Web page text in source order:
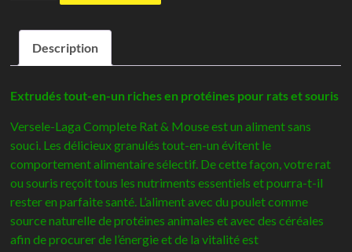
Rat
Souris
Versele-
Laga
Description
Extrudés tout-en-un riches en protéines pour rats et souris
Versele-Laga Complete Rat & Mouse est un aliment sans
souci. Les délicieux granulés tout-en-un évitent le
comportement alimentaire sélectif. De cette façon, votre rat
ou souris reçoit tous les nutriments essentiels et pourra-t-il
rester en parfaite santé. L’aliment avec du poulet comme
source naturelle de protéines animales et avec des céréales
afin de procurer de l’énergie et de la vitalité est